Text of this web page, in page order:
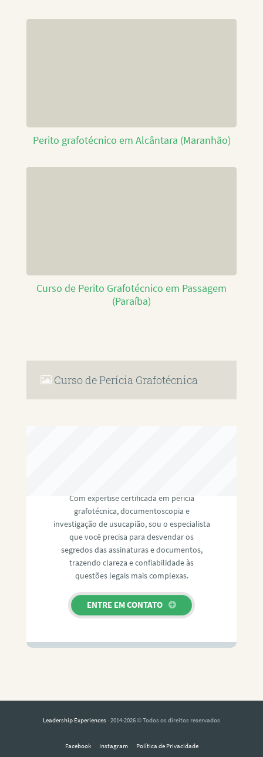
Perito grafotécnico em Alcântara (Maranhão)
Curso de Perito Grafotécnico em Passagem
(Paraíba)
Curso de Perícia Grafotécnica
Com expertise certificada em perícia
grafotécnica, documentoscopia e
investigação de usucapião, sou o especialista
que você precisa para desvendar os
segredos das assinaturas e documentos,
trazendo clareza e confiabilidade às
questões legais mais complexas.
ENTRE EM CONTATO
Leadership Experiences · 2014-2026 © Todos os direitos reservados
Facebook Instagram Política de Privacidade